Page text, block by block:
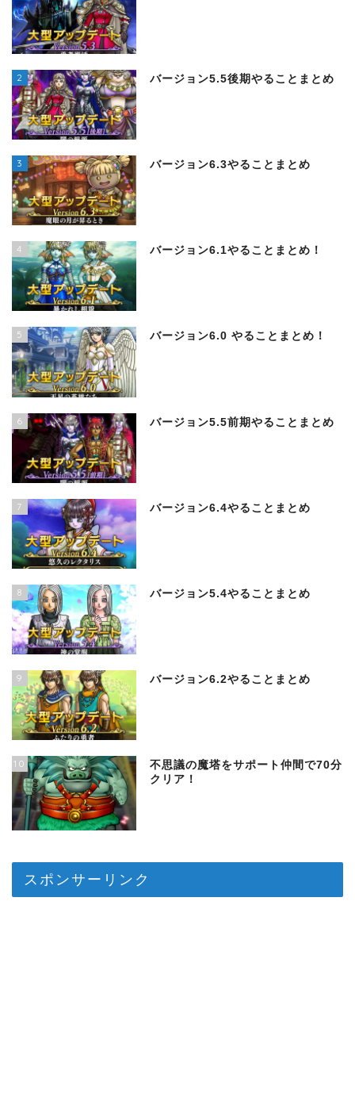
2 バージョン5.5後期やることまとめ
3 バージョン6.3やることまとめ
4 バージョン6.1やることまとめ！
5 バージョン6.0 やることまとめ！
6 バージョン5.5前期やることまとめ
7 バージョン6.4やることまとめ
8 バージョン5.4やることまとめ
9 バージョン6.2やることまとめ
10
不思議の魔塔をサポート仲間で70分
クリア！
スポンサーリンク